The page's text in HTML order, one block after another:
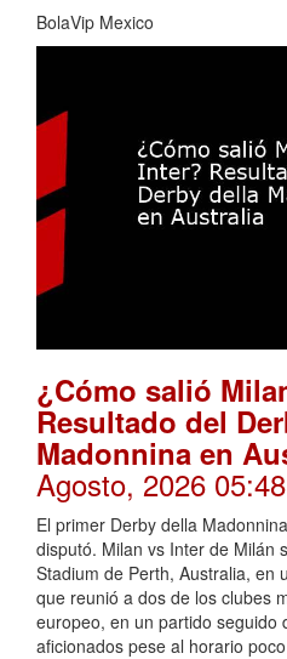
BolaVip Mexico
¿Cómo salió
Resultado del
Madonnina en
Agosto, 2026 05:48
El primer Derby della
disputó. Milan vs Inter de Milán
Stadium de Perth, Australia, en
que reunió a dos de los clubes
europeo, en un partido seguido
aficionados pese al horario